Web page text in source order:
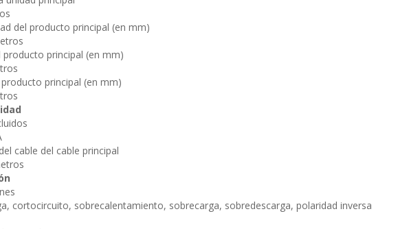
del producto principal (en mm)
producto principal (en mm)
principal (en mm)
cable del cable principal
cortocircuito, sobrecalentamiento, sobrecarga, sobredescarga, polaridad inversa